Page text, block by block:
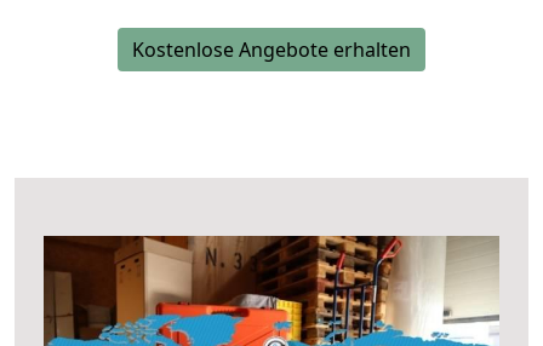
Kostenlose Angebote erhalten